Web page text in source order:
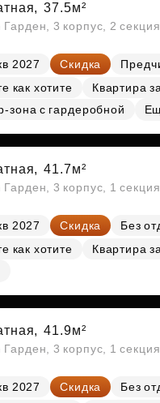
37.5м²
3 корпус, 2
2027 Скидка
как хотите
Квартира
зона с гардеробной
41.7м²
3 корпус, 1
2027 Скидка
Без
как хотите
Квартира
41.9м²
3 корпус, 1
2027 Скидка
Без